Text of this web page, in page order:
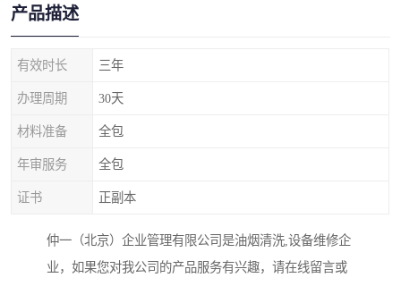
产品描述
有效时长 三年
办理周期 30天
材料准备 全包
年审服务 全包
证书 正副本
仲一（北京）企业管理有限公司是油烟清洗,设备维修企
业，如果您对我公司的产品服务有兴趣，请在线留言或